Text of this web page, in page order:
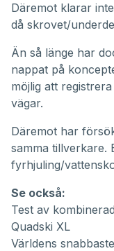
Däremot klarar
då skrovet/
Än så länge har
nappat på
möjlig att
vägar.
Däremot har
samma tillverkare.
fyrhjuling/
Se också:
Test av
Quadski XL
Världens